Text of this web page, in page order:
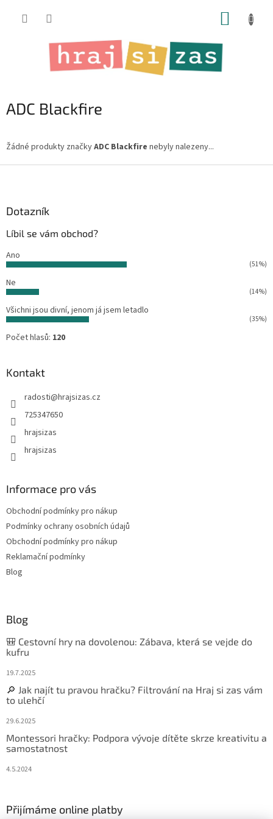
ADC Blackfire
Žádné produkty značkyADC Blackfire nebyly nalezeny...
Dotazník
Líbil se vám obchod?
Ano
(51%)
Ne
(14%)
Všichni jsou divní, jenom já jsem letadlo
(35%)
Počet hlasů: 120
Kontakt
radosti@hrajsizas.cz
725347650
hrajsizas
hrajsizas
Informace pro vás
Obchodní podmínky pro nákup
Podmínky ochrany osobních údajů
Obchodní podmínky pro nákup
Reklamační podmínky
Blog
Blog
🎒 Cestovní hry na dovolenou: Zábava, která se vejde do
kufru
19.7.2025
🔎 Jak najít tu pravou hračku? Filtrování na Hraj si zas vám
to ulehčí
29.6.2025
Montessori hračky: Podpora vývoje dítěte skrze kreativitu a
samostatnost
4.5.2024
Přijímáme online platby